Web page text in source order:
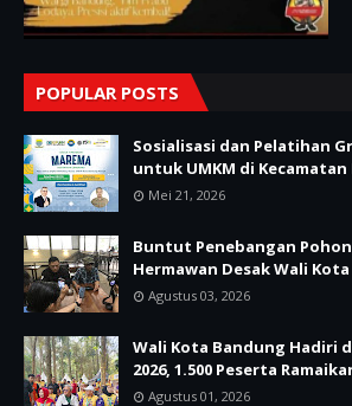
POPULAR POSTS
Sosialisasi dan Pelatihan
untuk UMKM di
Mei 21, 2026
Buntut Penebangan
Hermawan Desak Wali
Agustus 03, 2026
Wali Kota Bandung Hadiri
2026, 1.500 Peserta
Agustus 01, 2026